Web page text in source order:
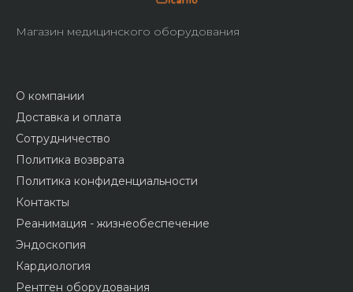
Магазин медицинского оборудования
О компании
Доставка и оплата
Сотрудничество
Политика возврата
Политика конфиденциальности
Контакты
Реанимация - жизнеобеспечение
Эндоскопия
Кардиология
Рентген оборудования